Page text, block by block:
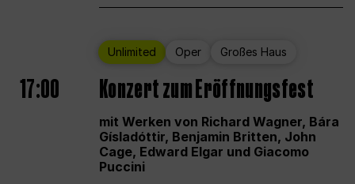
Unlimited Oper Großes Haus
17:00 Konzert zum Eröffnungsfest
mit Werken von Richard Wagner, Bára
Gísladóttir, Benjamin Britten, John
Cage, Edward Elgar und Giacomo
Puccini